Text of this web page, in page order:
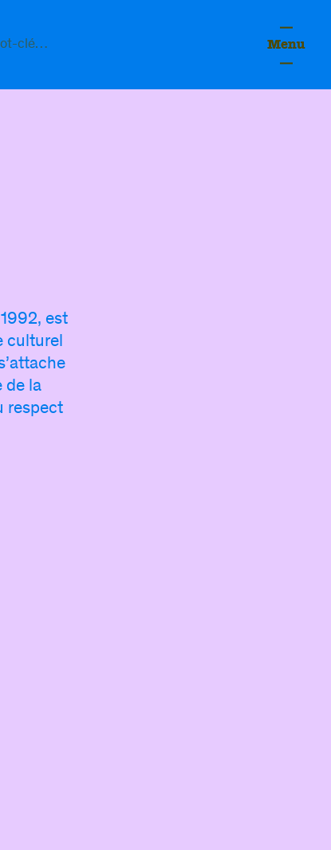
Menu
vous pour enrichir votre
et d’informations qui vous sont
est
culturel
de la
respect